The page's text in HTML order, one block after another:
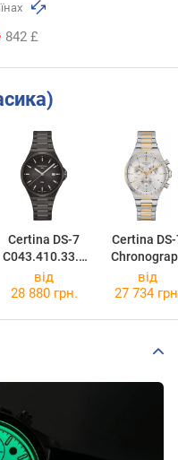
842 £
Certina DS-7
C043.410.33.0
51.00
Certina
31.00
від
28 880 грн.
від
27 734